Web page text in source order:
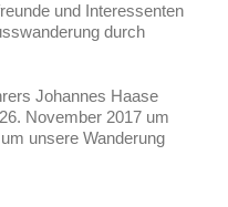
und Interessenten
durch
Johannes Haase
November 2017 um
unsere Wanderung